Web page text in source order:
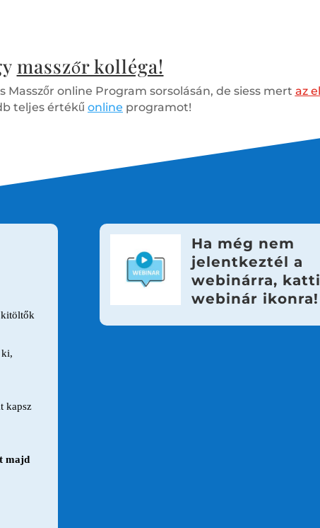
masszőr kolléga!
Masszőr online Program sorsolásán, de siess mert az
teljes értékű online programot!
Ha még nem
jelentkeztél a
webinárra,
webinár ikonra!